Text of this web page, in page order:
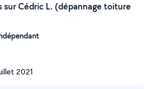
sur Cédric L. (dépannage toiture
2021